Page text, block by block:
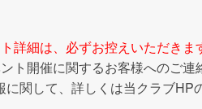
詳細は、必ずお控えいただきま
ト開催に関するお客様へのご
関して、詳しくは当クラブHP